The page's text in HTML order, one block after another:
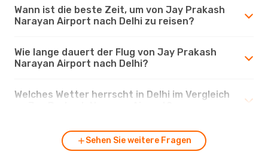
Wann ist die beste Zeit, um von Jay Prakash
Narayan Airport nach Delhi zu reisen?
Wie lange dauert der Flug von Jay Prakash
Narayan Airport nach Delhi?
Welches Wetter herrscht in Delhi im Vergleich
Sehen Sie weitere Fragen